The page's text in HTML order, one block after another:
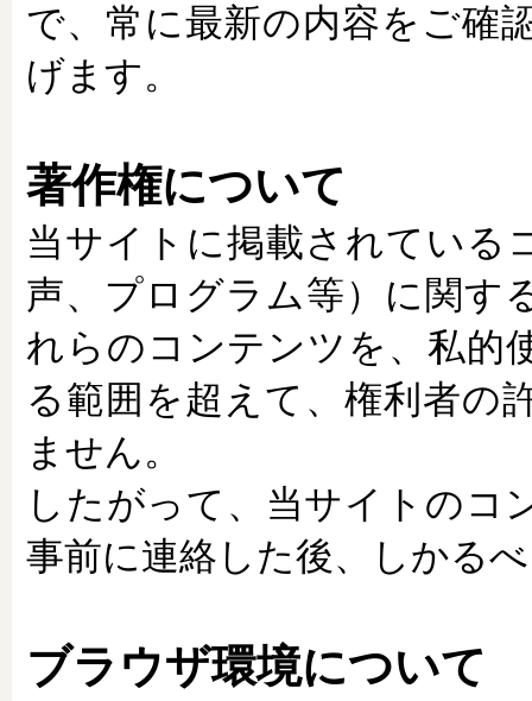
で、常に最新の内容をご確
げます。
著作権について
当サイトに掲載されている
声、プログラム等）に関す
れらのコンテンツを、私的
る範囲を超えて、権利者の
ません。
したがって、当サイトのコ
事前に連絡した後、しかる
ブラウザ環境について